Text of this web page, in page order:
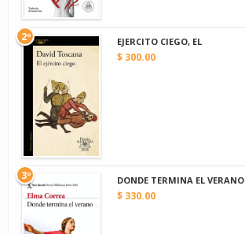
EJERCITO CIEGO, EL
$ 300.00
2º
DONDE TERMINA EL VERANO
$ 330.00
3º